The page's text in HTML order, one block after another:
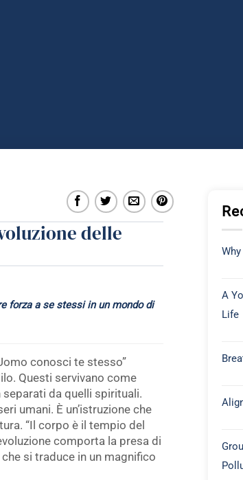
delle
forza a se stessi in un mondo di
conosci te stesso”
Questi servivano come
da quelli spirituali.
umani. È un’istruzione che
“Il corpo è il tempio del
comporta la presa di
si traduce in un magnifico
A
Life